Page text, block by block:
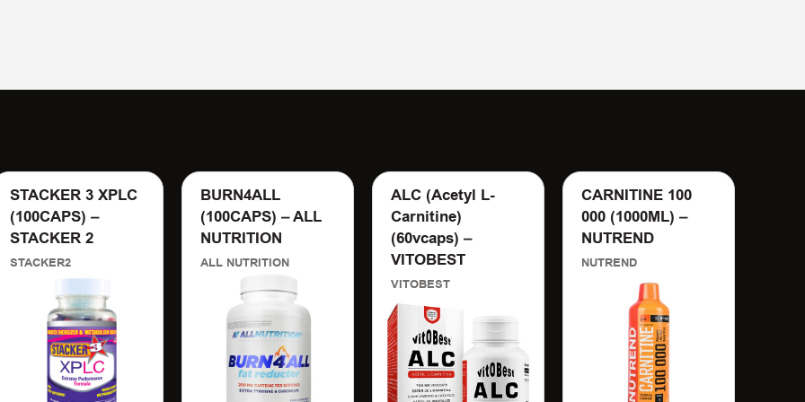
STACKER 3 XPLC
(100CAPS) –
STACKER 2
STACKER2
BURN4ALL
(100CAPS) – ALL
NUTRITION
ALL NUTRITION
ALC (Acetyl L-
Carnitine)
(60vcaps) –
VITOBEST
VITOBEST
CARNITINE 100
000 (1000ML) –
NUTREND
NUTREND